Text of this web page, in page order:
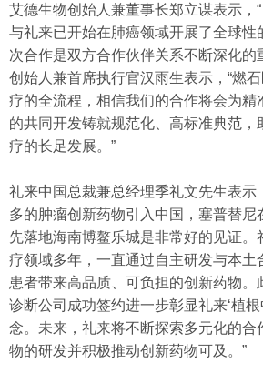
艾德生物创始人兼董事长郑立谋表示，
与礼来已开始在肺癌领域开展了全球性
次合作是双方合作伙伴关系不断深化的
创始人兼首席执行官汉雨生表示，“燃
疗的全流程，相信我们的合作将会为精
的共同开发铸就规范化、高标准典范，
疗的长足发展。”
礼来中国总裁兼总经理季礼文先生表示
多的肿瘤创新药物引入中国，塞普替尼
先落地海南博鳌乐城是非常好的见证。
疗领域多年，一直通过自主研发与本土
患者带来高品质、可负担的创新药物。
诊断公司成功签约进一步彰显礼来‘植
念。未来，礼来将不断探索多元化的合
物的研发并积极推动创新药物可及。”